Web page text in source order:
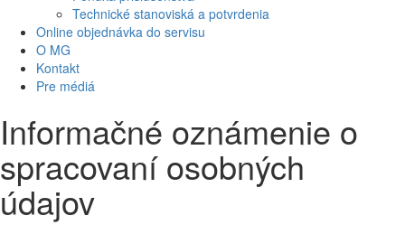
Technické stanoviská a potvrdenia
Online objednávka do servisu
O MG
Kontakt
Pre médiá
Informačné oznámenie o
spracovaní osobných
údajov